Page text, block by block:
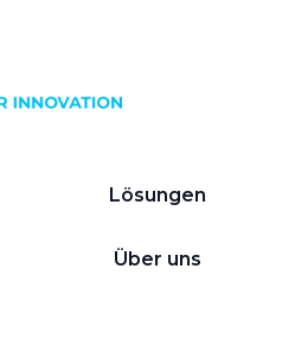
Lösungen
Über uns